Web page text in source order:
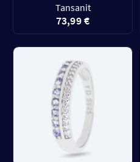
Tansanit
73,99 €